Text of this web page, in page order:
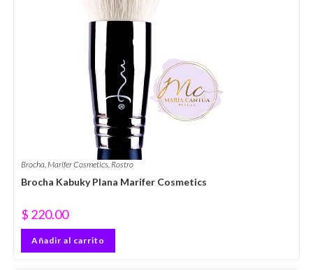
Brocha, Marifer Cosmetics, Rostro
Brocha Kabuky Plana Marifer Cosmetics
$ 220.00
Añadir al carrito